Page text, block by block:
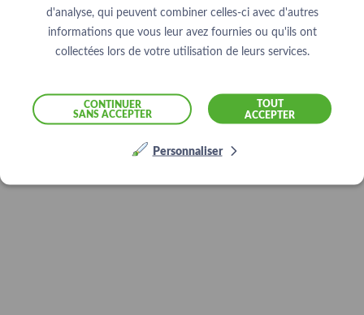
d'analyse, qui peuvent combiner celles-ci avec d'autres
informations que vous leur avez fournies ou qu'ils ont
collectées lors de votre utilisation de leurs services.
TOUT
ACCEPTER
CONTINUER
SANS ACCEPTER
Personnaliser